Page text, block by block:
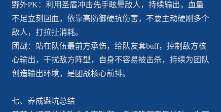
野外PK：利用圣盾冲击先手眩晕敌人，持续输出，血量
不足立刻回血，依靠高防御硬抗伤害，不要主动硬刚多个
敌人，打拉扯消耗。
团战：站在队伍最前方承伤，给队友套buff，控制敌方核
心输出，干扰敌方阵型，自身不容易被击杀，持续为团队
创造输出环境，是团战核心前排。
七、养成避坑总结